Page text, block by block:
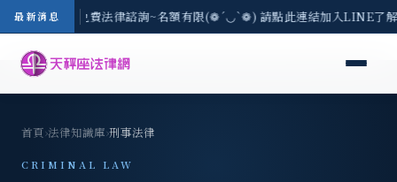
最新消息
一) 現場免費法律諮詢~名額有限(❁´◡`❁) 請點此連結加入LINE了解
首頁›法律知識庫›刑事法律
CRIMINAL LAW